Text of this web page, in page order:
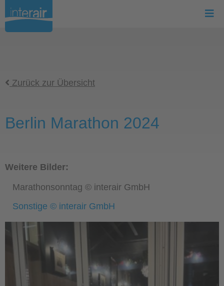
Zurück zur Übersicht
Berlin Marathon 2024
Weitere Bilder:
Marathonsonntag © interair GmbH
Sonstige © interair GmbH